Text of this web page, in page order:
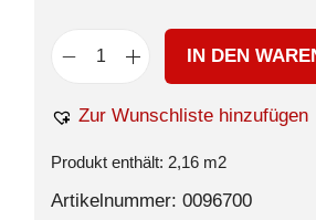
IN DEN
Zur Wunschliste hinzufügen
Produkt enthält: 2,16 m2
Artikelnummer: 0096700